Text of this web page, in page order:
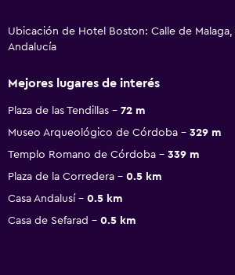
Ubicación de Hotel Boston: Calle de
Andalucía
Mejores lugares de interés
Plaza de las Tendillas
72 m
Museo Arqueológico de Córdoba
329 m
Templo Romano de Córdoba
339 m
Plaza de la Corredera
0.5 km
Casa Andalusí
0.5 km
Casa de Sefarad
0.5 km